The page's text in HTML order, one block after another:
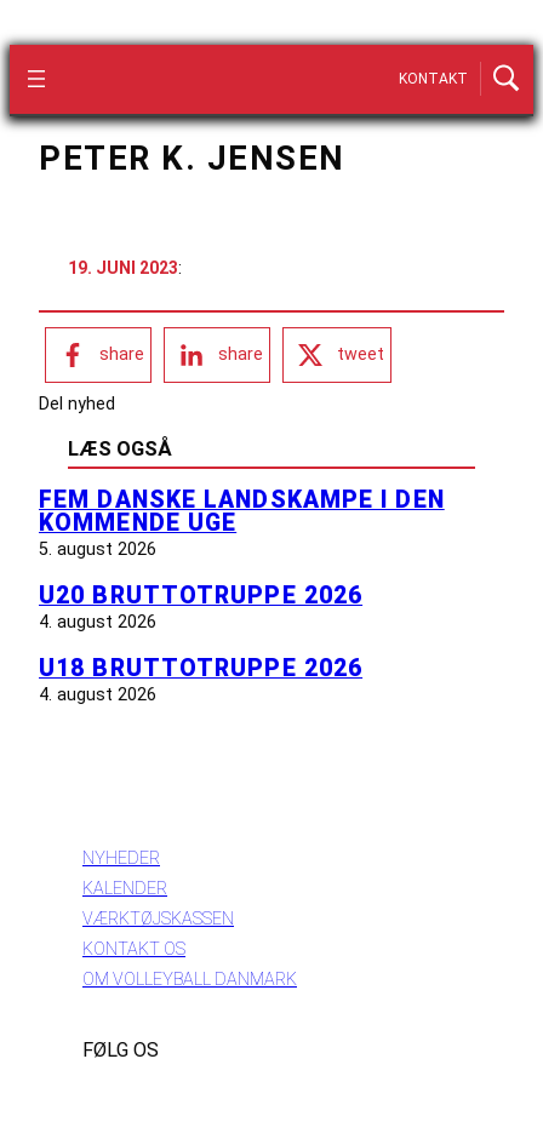
KONTAKT
PETER K. JENSEN
19. JUNI 2023:
share share tweet
Del nyhed
LÆS OGSÅ
FEM DANSKE LANDSKAMPE I DEN
KOMMENDE UGE
5. august 2026
U20 BRUTTOTRUPPE 2026
4. august 2026
U18 BRUTTOTRUPPE 2026
4. august 2026
NYHEDER
KALENDER
VÆRKTØJSKASSEN
KONTAKT OS
OM VOLLEYBALL DANMARK
FØLG OS